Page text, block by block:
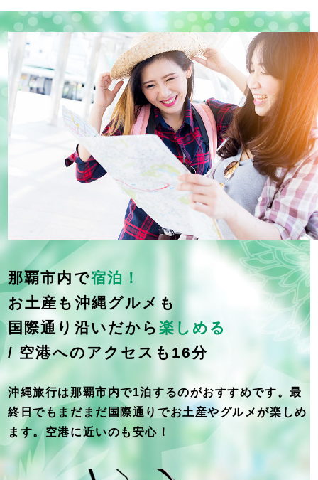
那覇市内で宿泊！
お土産も沖縄グルメも
国際通り沿いだから楽しめる
/ 空港へのアクセスも16分
沖縄旅行は那覇市内で1泊するのがおすすめです。最
終日でもまだまだ国際通りでお土産やグルメが楽しめ
ます。空港に近いのも安心！